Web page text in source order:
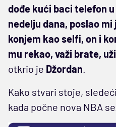
dođe kući baci telefon
nedelju dana, poslao
konjem kao selfi, on i
mu rekao, važi brate,
otkrio je Džordan.
Kako stvari stoje,
kada počne nova NBA